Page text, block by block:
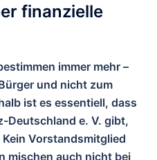
finanzielle
immer mehr –
und nicht zum
ist es essentiell, dass
Deutschland e. V. gibt,
Vorstandsmitglied
mischen auch nicht bei